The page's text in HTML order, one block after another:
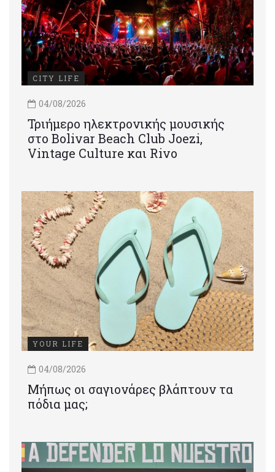
CITY LIFE
04/08/2026
Τριήμερο ηλεκτρονικής μουσικής
στο Bolivar Beach Club Joezi,
Vintage Culture και Rivo
YOUR LIFE
04/08/2026
Μήπως οι σαγιονάρες βλάπτουν τα
πόδια μας;